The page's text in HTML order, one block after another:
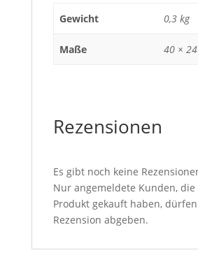
Gewicht 0,3 kg
Maße 40 ×
Rezensionen
Es gibt noch keine
Nur angemeldete Kunden, die
Produkt gekauft haben,
Rezension abgeben.